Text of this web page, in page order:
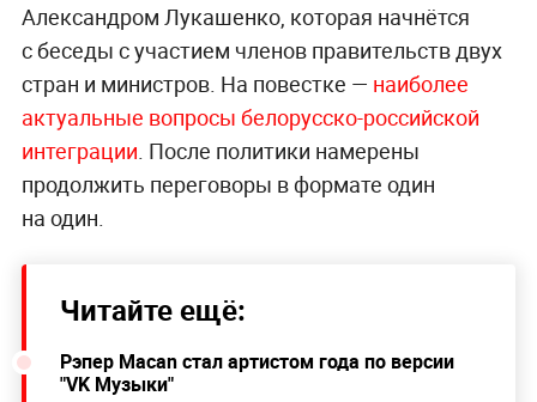
Александром Лукашенко, которая начнётся
с беседы с участием членов правительств двух
стран и министров. На повестке — наиболее
актуальные вопросы белорусско-российской
интеграции. После политики намерены
продолжить переговоры в формате один
на один.
Читайте ещё:
Рэпер Macan стал артистом года по версии
"VK Музыки"